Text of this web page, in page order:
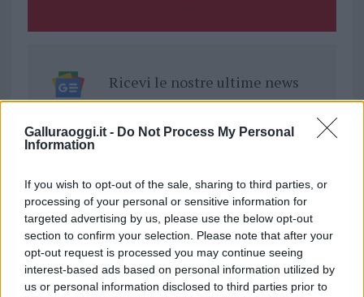
Galluraoggi.it - Do Not Process My Personal
Information
If you wish to opt-out of the sale, sharing to third parties, or
processing of your personal or sensitive information for
targeted advertising by us, please use the below opt-out
section to confirm your selection. Please note that after your
opt-out request is processed you may continue seeing
interest-based ads based on personal information utilized by
us or personal information disclosed to third parties prior to
Ricevi le nostre ultime news
daGoogle News
Condividi l'articolo
F
a
ce
T
w
it
Pi
n
te
W
h
at
S
h
a
Articolo precedente